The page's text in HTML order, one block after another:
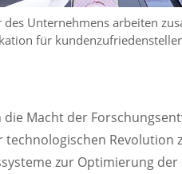
des Unternehmens arbeiten
für
Macht der
technologischen Revolution
zur Optimierung der